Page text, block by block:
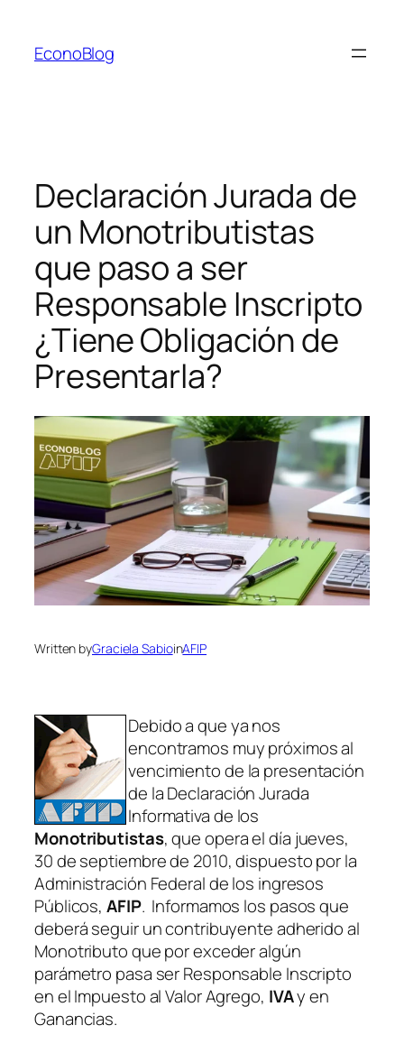
contenido
EconoBlog
Declaración Jurada de
un Monotributistas
que paso a ser
Responsable Inscripto
¿Tiene Obligación de
Presentarla?
Written byGraciela SabioinAFIP
Debido a que ya nos
encontramos muy próximos al
vencimiento de la presentación
de la Declaración Jurada
Informativa de los
Monotributistas, que opera el día jueves,
30 de septiembre de 2010, dispuesto por la
Administración Federal de los ingresos
Públicos,AFIP. Informamos los pasos que
deberá seguir un contribuyente adherido al
Monotributo que por exceder algún
parámetro pasa ser Responsable Inscripto
en el Impuesto al Valor Agrego, IVAy en
Ganancias.